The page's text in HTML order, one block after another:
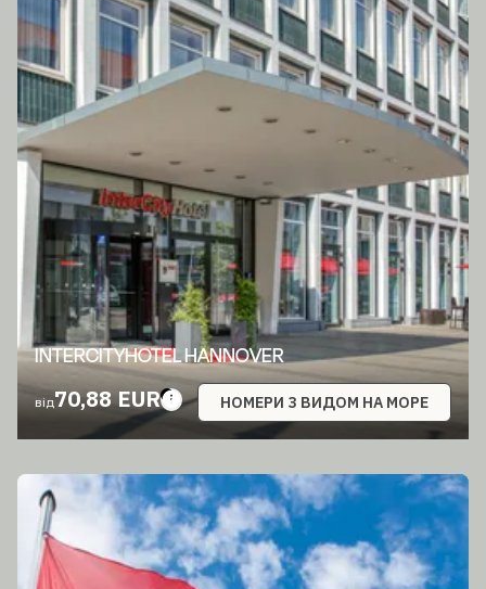
INTERCITYHOTEL HANNOVER
від70,88 EUR НОМЕРИ З ВИДОМ НА МОРЕ